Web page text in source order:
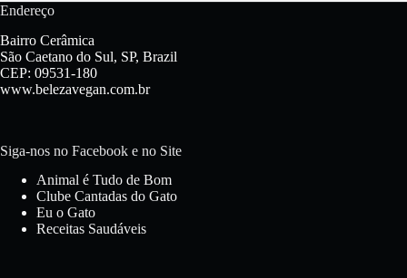
Endereço
Bairro Cerâmica
São Caetano do Sul, SP, Brazil
CEP: 09531-180
www.belezavegan.com.br
Siga-nos no Facebook e no Site
Animal é Tudo de Bom
Clube Cantadas do Gato
Eu o Gato
Receitas Saudáveis